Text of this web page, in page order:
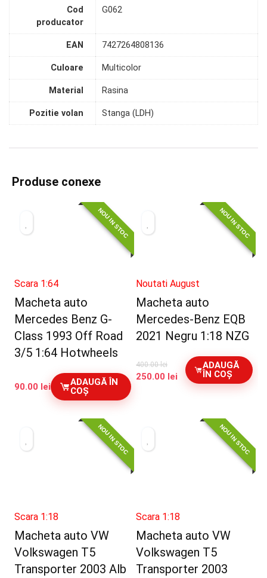
Cod
producator
G062
EAN 7427264808136
Culoare Multicolor
Material Rasina
Pozitie volan Stanga (LDH)
Produse conexe
NOU IN STOC
Scara 1:64
Macheta auto
Mercedes Benz G-
Class 1993 Off Road
3/5 1:64 Hotwheels
90.00 lei
ADAUGĂ ÎN
COȘ
NOU IN STOC
Noutati August
Macheta auto
Mercedes-Benz EQB
2021 Negru 1:18 NZG
400.00lei
Prețul
250.00 lei Prețul
curent
ADAUGĂ
ÎN COȘ
NOU IN STOC
Scara 1:18
Macheta auto VW
Volkswagen T5
Transporter 2003 Alb
NOU IN STOC
Scara 1:18
Macheta auto VW
Volkswagen T5
Transporter 2003